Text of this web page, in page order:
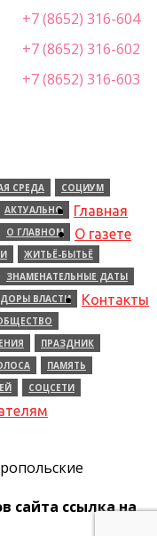
+7 (8652) 316-604
+7 (8652) 316-602
+7 (8652) 316-603
СРЕДА
СОЦИУМ
АКТУАЛЬНО
О ГЛАВНОМ
ЖИТЬЁ-БЫТЬЁ
ЗНАМЕНАТЕЛЬНЫЕ ДАТЫ
ВЛАСТИ
ПРАЗДНИК
ПАМЯТЬ
СОЦСЕТИ
Главная
О газете
Контакты
сайта ссылка на